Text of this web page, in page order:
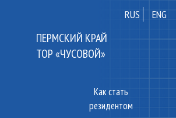
ПЕРМСКИЙ КРАЙ
ТОР «ЧУСОВОЙ»
RUS ENG
Как стать
резидентом